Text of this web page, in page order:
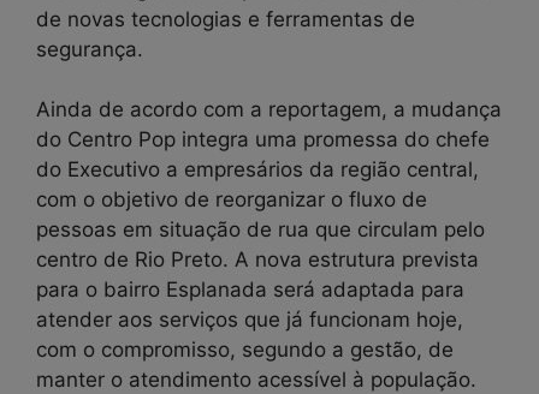
de novas tecnologias e ferramentas de
segurança.
Ainda de acordo com a reportagem, a mudança
do Centro Pop integra uma promessa do chefe
do Executivo a empresários da região central,
com o objetivo de reorganizar o fluxo de
pessoas em situação de rua que circulam pelo
centro de Rio Preto. A nova estrutura prevista
para o bairro Esplanada será adaptada para
atender aos serviços que já funcionam hoje,
com o compromisso, segundo a gestão, de
manter o atendimento acessível à população.